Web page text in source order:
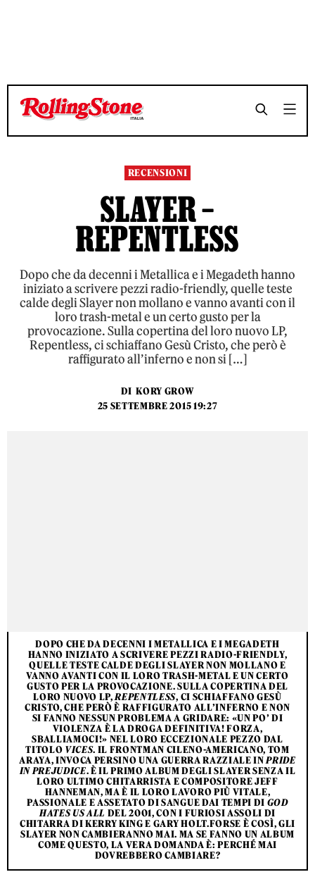
TEMPO DI LETTURA 4 MINUTI SHARE
TEMPO DI LETTURA 4 MINUTI SHARE
RECENSIONI
SLAYER –
REPENTLESS
Dopo che da decenni i Metallica e i Megadeth hanno
iniziato a scrivere pezzi radio-friendly, quelle teste
calde degli Slayer non mollano e vanno avanti con il
loro trash-metal e un certo gusto per la
provocazione. Sulla copertina del loro nuovo LP,
Repentless, ci schiaffano Gesù Cristo, che però è
raffigurato all’inferno e non si […]
DI KORY GROW
25 SETTEMBRE 2015 19:27
DOPO CHE DA DECENNI I METALLICA E I MEGADETH
HANNO INIZIATO A SCRIVERE PEZZI RADIO-FRIENDLY,
QUELLE TESTE CALDE DEGLI SLAYER NON MOLLANO E
VANNO AVANTI CON IL LORO TRASH-METAL E UN CERTO
GUSTO PER LA PROVOCAZIONE. SULLA COPERTINA DEL
LORO NUOVO LP,REPENTLESS, CI SCHIAFFANO GESÙ
CRISTO, CHE PERÒ È RAFFIGURATO ALL’INFERNO E NON
SI FANNO NESSUN PROBLEMA A GRIDARE: «UN PO’ DI
VIOLENZA È LA DROGA DEFINITIVA! FORZA,
SBALLIAMOCI!» NEL LORO ECCEZIONALE PEZZO DAL
TITOLO VICES. IL FRONTMAN CILENO-AMERICANO, TOM
ARAYA, INVOCA PERSINO UNA GUERRA RAZZIALE INPRIDE
IN PREJUDICE. È IL PRIMO ALBUM DEGLI SLAYER SENZA IL
LORO ULTIMO CHITARRISTA E COMPOSITORE JEFF
HANNEMAN, MA È IL LORO LAVORO PIÙ VITALE,
PASSIONALE E ASSETATO DI SANGUE DAI TEMPI DI GOD
HATES US ALL DEL 2001, CON I FURIOSI ASSOLI DI
CHITARRA DI KERRY KING E GARY HOLT.FORSE È COSÌ, GLI
SLAYER NON CAMBIERANNO MAI. MA SE FANNO UN ALBUM
COME QUESTO, LA VERA DOMANDA È: PERCHÉ MAI
DOVREBBERO CAMBIARE?